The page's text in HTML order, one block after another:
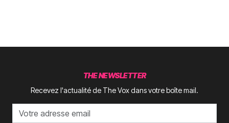
THE NEWSLETTER
Recevez l'actualité de The Vox dans votre boîte mail.